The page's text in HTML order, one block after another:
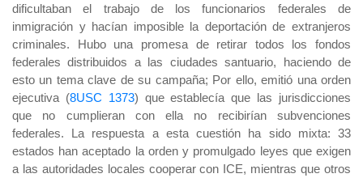
dificultaban el trabajo de los funcionarios federales de
inmigración y hacían imposible la deportación de extranjeros
criminales. Hubo una promesa de retirar todos los fondos
federales distribuidos a las ciudades santuario, haciendo de
esto un tema clave de su campaña; Por ello, emitió una orden
ejecutiva (8USC 1373) que establecía que las jurisdicciones
que no cumplieran con ella no recibirían subvenciones
federales. La respuesta a esta cuestión ha sido mixta: 33
estados han aceptado la orden y promulgado leyes que exigen
a las autoridades locales cooperar con ICE, mientras que otros